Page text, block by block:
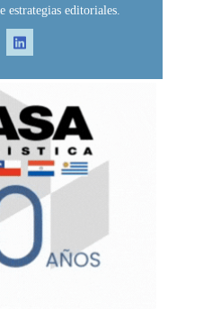
estrategias editoriales.